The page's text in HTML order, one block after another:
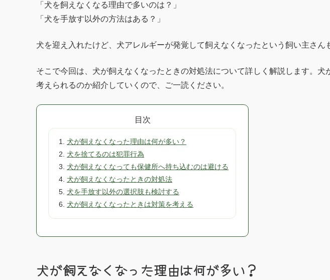
「犬を飼えなくなる理由で多いのは？」
「犬を手放す以外の方法はある？」
犬を迎え入れたけど、犬アレルギーが発覚して飼えなくなったという飼い主さん
そこで今回は、犬が飼えなくなったときの対処法について詳しく解説します。
考えられるのか紹介していくので、ご一読ください。
目次
犬が飼えなくなった理由は何が多い？
犬を捨てるのは犯罪行為
犬が飼えなくなっても保健所へ持ち込むのは避ける
犬が飼えなくなったときの対処法
犬を手放す以外の選択肢も検討する
犬が飼えなくなったときは対策を考える
犬が飼えなくなった理由は何が多い？